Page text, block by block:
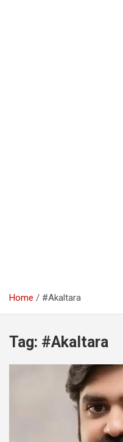
Home #Akaltara
Tag: #Akaltara